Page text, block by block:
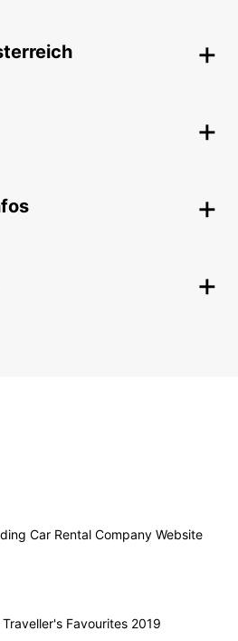
Car Rental Company Website
Favourites 2019